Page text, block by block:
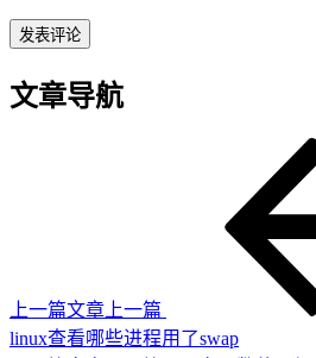
文章导航
上一篇文章 上一篇
linux查看哪些进程用了swap